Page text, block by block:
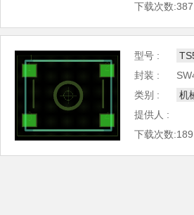
下载次数:387
型号 :
封装 :
类别 :
机
提供人 :
下载次数:189